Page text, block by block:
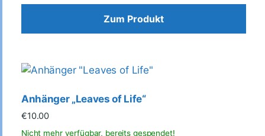
Zum Produkt
Anhänger „Leaves of Life“
€10.00